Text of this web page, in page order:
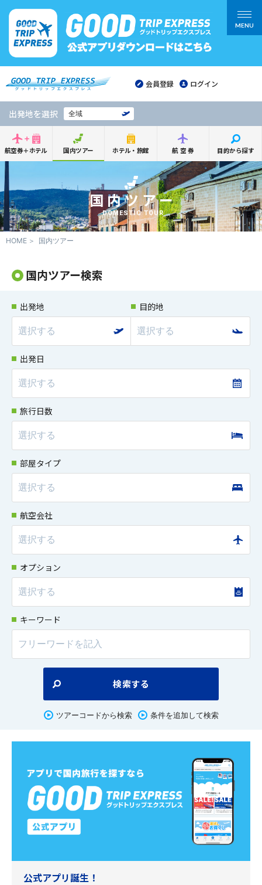
会員登録 ログイン
MENU
出発地を選択 全域
航空券＋ホテル 国内ツアー ホテル・旅館 航空券 目的から探す
国内ツアー
DOMESTIC TOUR
HOME 国内ツアー
国内ツアー検索
出発地 目的地
出発日
旅行日数
部屋タイプ
航空会社
オプション
キーワード
検索する
ツアーコードから検索 条件を追加して検索
公式アプリ誕生！